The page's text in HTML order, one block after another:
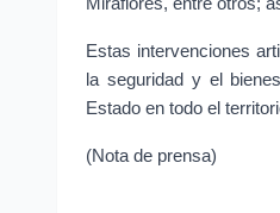
Estas intervenciones
la seguridad y el
Estado en todo el
(Nota de prensa)